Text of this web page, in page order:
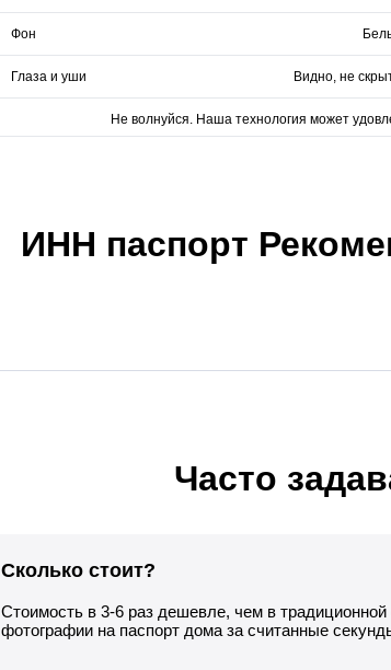
Фон
Глаза и уши Видно, не
Не волнуйся. Наша технология может
ИНН паспорт
Часто
Сколько стоит?
Стоимость в 3-6 раз дешевле, чем в
фотографии на паспорт дома за считанные